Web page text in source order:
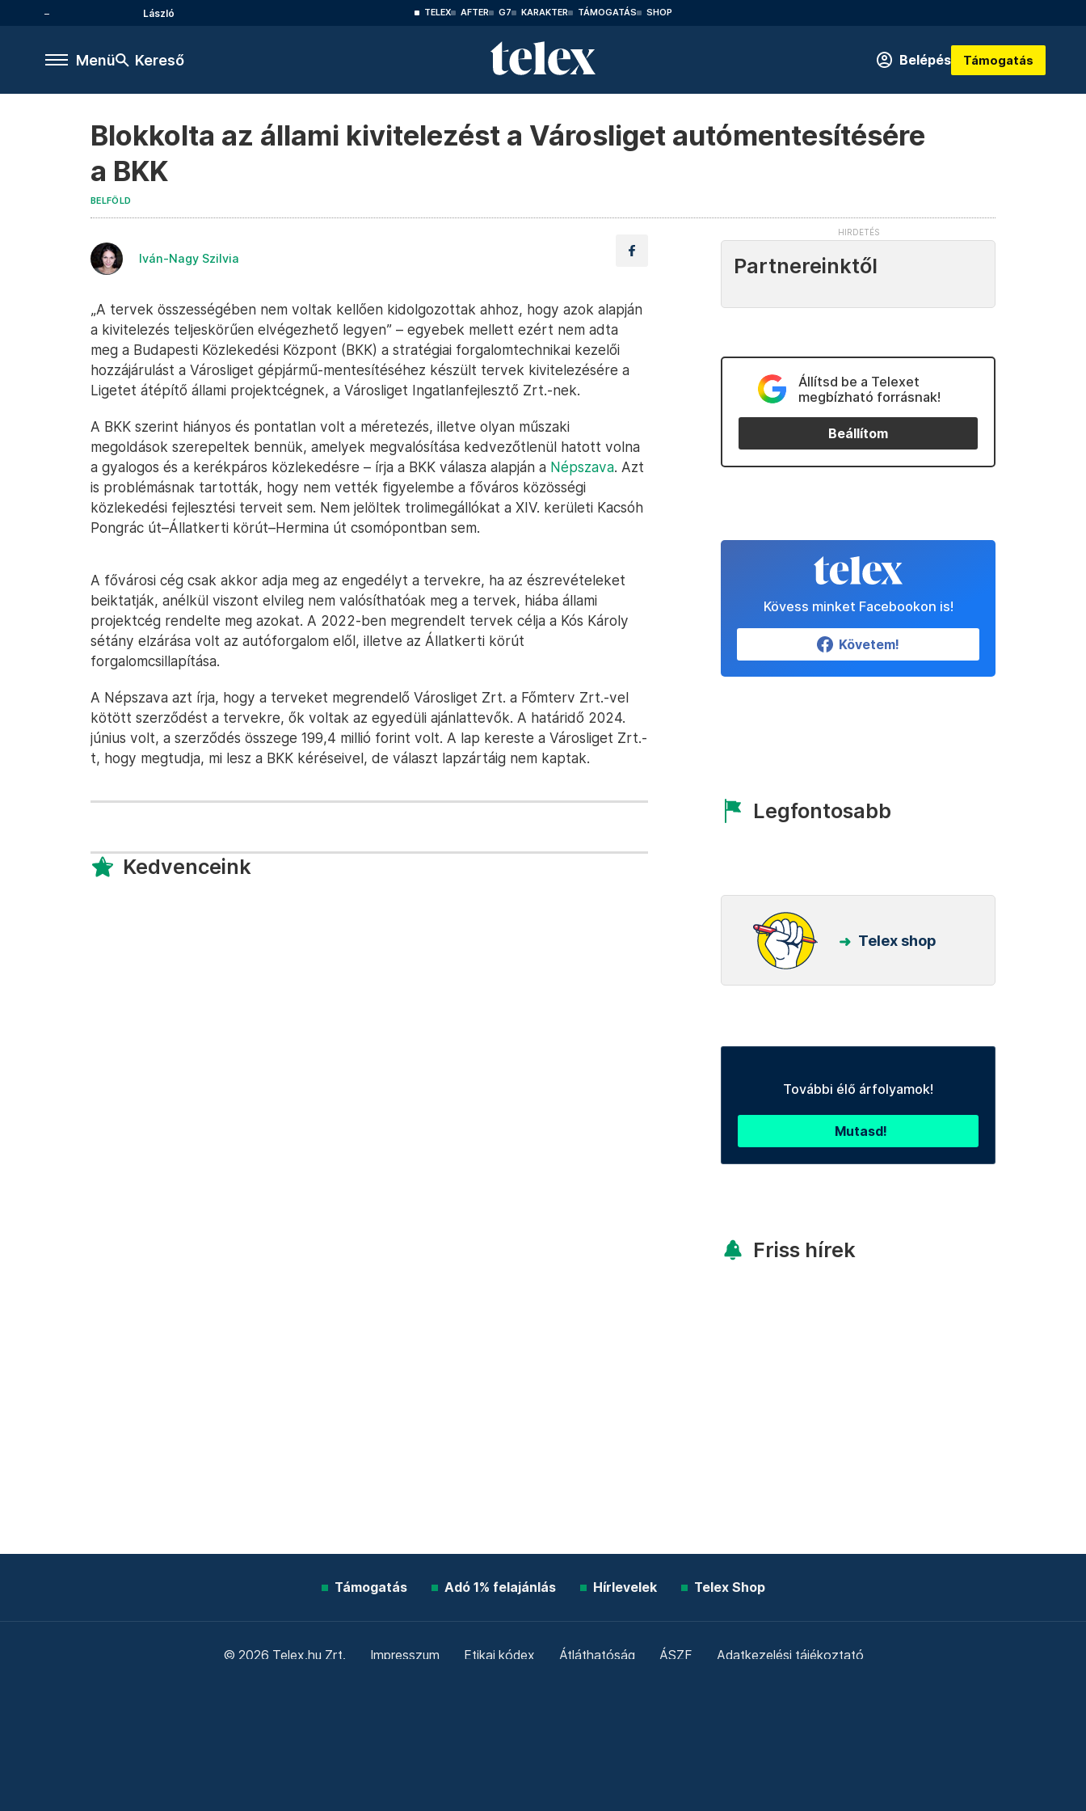
László TELEX AFTER G7 KARAKTER TÁMOGATÁS SHOP
Menü Kereső Belépés Támogatás
Blokkolta az állami kivitelezést a Városliget autómentesítésére
a BKK
BELFÖLD
Iván-Nagy Szilvia
„A tervek összességében nem voltak kellően kidolgozottak ahhoz, hogy azok alapján
a kivitelezés teljeskörűen elvégezhető legyen” – egyebek mellett ezért nem adta
meg a Budapesti Közlekedési Központ (BKK) a stratégiai forgalomtechnikai kezelői
hozzájárulást a Városliget gépjármű-mentesítéséhez készült tervek kivitelezésére a
Ligetet átépítő állami projektcégnek, a Városliget Ingatlanfejlesztő Zrt.-nek.
A BKK szerint hiányos és pontatlan volt a méretezés, illetve olyan műszaki
megoldások szerepeltek bennük, amelyek megvalósítása kedvezőtlenül hatott volna
a gyalogos és a kerékpáros közlekedésre – írja a BKK válasza alapján a Népszava. Azt
is problémásnak tartották, hogy nem vették figyelembe a főváros közösségi
közlekedési fejlesztési terveit sem. Nem jelöltek trolimegállókat a XIV. kerületi Kacsóh
Pongrác út–Állatkerti körút–Hermina út csomópontban sem.
A fővárosi cég csak akkor adja meg az engedélyt a tervekre, ha az észrevételeket
beiktatják, anélkül viszont elvileg nem valósíthatóak meg a tervek, hiába állami
projektcég rendelte meg azokat. A 2022-ben megrendelt tervek célja a Kós Károly
sétány elzárása volt az autóforgalom elől, illetve az Állatkerti körút
forgalomcsillapítása.
A Népszava azt írja, hogy a terveket megrendelő Városliget Zrt. a Főmterv Zrt.-vel
kötött szerződést a tervekre, ők voltak az egyedüli ajánlattevők. A határidő 2024.
június volt, a szerződés összege 199,4 millió forint volt. A lap kereste a Városliget Zrt.-
t, hogy megtudja, mi lesz a BKK kéréseivel, de választ lapzártáig nem kaptak.
Kedvenceink
Partnereinktől
Állítsd be a Telexet
megbízható forrásnak!
Beállítom
Kövess minket Facebookon is!
Követem!
Legfontosabb
Telex shop
További élő árfolyamok!
Mutasd!
Friss hírek
Támogatás Adó 1% felajánlás Hírlevelek Telex Shop
© 2026 Telex.hu Zrt. Impresszum Etikai kódex Átláthatóság ÁSZF Adatkezelési tájékoztató